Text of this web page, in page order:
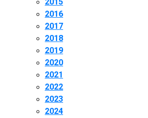
2016
2017
2018
2019
2020
2021
2022
2023
2024